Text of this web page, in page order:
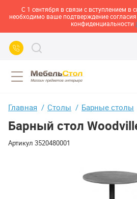
С 1 сентября в связи с вступлением в
необходимо ваше подтверждение
конфиденциальности
Главная Столы Барные столы
Барный стол
Артикул 3520480001